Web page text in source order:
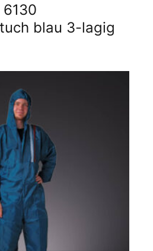
6130
blau 3-lagig